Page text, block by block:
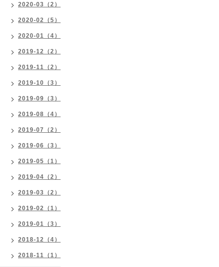
2020-03（2）
2020-02（5）
2020-01（4）
2019-12（2）
2019-11（2）
2019-10（3）
2019-09（3）
2019-08（4）
2019-07（2）
2019-06（3）
2019-05（1）
2019-04（2）
2019-03（2）
2019-02（1）
2019-01（3）
2018-12（4）
2018-11（1）